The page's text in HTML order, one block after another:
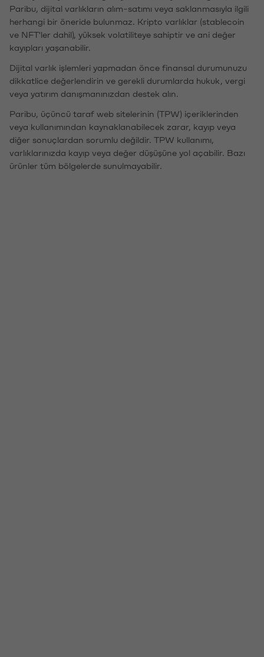
Paribu, dijital varlıkların alım-satımı veya saklanmasıyla ilgili
herhangi bir öneride bulunmaz. Kripto varlıklar (stablecoin
ve NFT'ler dahil), yüksek volatiliteye sahiptir ve ani değer
kayıpları yaşanabilir.
Dijital varlık işlemleri yapmadan önce finansal durumunuzu
dikkatlice değerlendirin ve gerekli durumlarda hukuk, vergi
veya yatırım danışmanınızdan destek alın.
Paribu, üçüncü taraf web sitelerinin (TPW) içeriklerinden
veya kullanımından kaynaklanabilecek zarar, kayıp veya
diğer sonuçlardan sorumlu değildir. TPW kullanımı,
varlıklarınızda kayıp veya değer düşüşüne yol açabilir. Bazı
ürünler tüm bölgelerde sunulmayabilir.